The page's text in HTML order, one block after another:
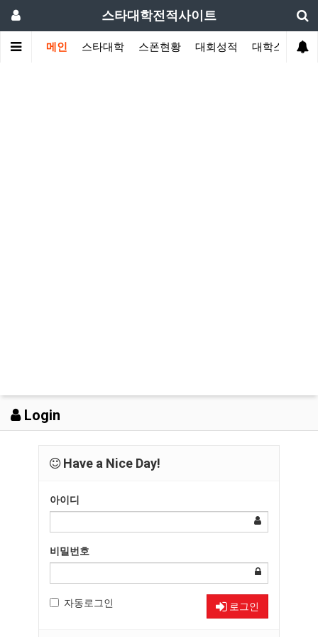
스타대학전적사이트
메인 스타대학 스폰현황 대회성적 대학스토리
Login
Have a Nice Day!
아이디
비밀번호
자동로그인 로그인